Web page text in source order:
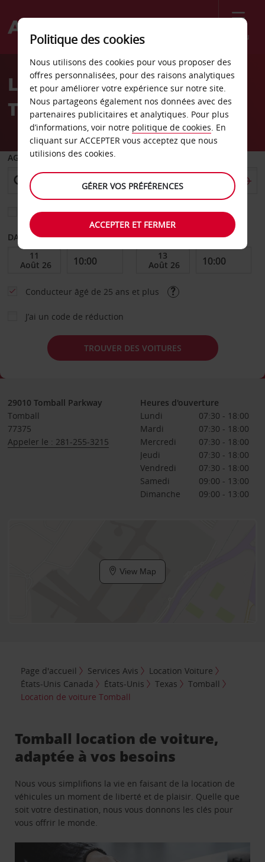
Menu
Welcome
AvisLocation de voiture
Tomball
AGENCE DE DÉPART
Sélectionnez une autre agence de retour
DATE DE DÉBUT DATE DE FIN
Conducteur âgé de 25 ans et plus
J’ai un code de réduction
TROUVER DES VOITURES
29010 Tomball Parkway
Tomball
77375
Appeler le : 281-255-3215
Heures d'ouverture
Lundi
07:30 - 18:00
Mardi
07:30 - 18:00
Mercredi
07:30 - 18:00
Jeudi
07:30 - 18:00
Vendredi
07:30 - 18:00
Samedi
09:00 - 13:00
Dimanche
09:00 - 13:00
View Map
Page d'accueil Services Avis
Location Voiture
États-Unis Canada
États-Unis Texas
Tomball
Location de voiture Tomball
Tomball location de voiture,
adaptée à vos besoins
Nous vous simplifions la vie en faisant de la location de
véhicules un moment de liberté et de plaisir. Quelle que
soit votre destination, nous vous donnons les clés pour
vous offrir le monde.
Politique des cookies
Nous utilisons des cookies pour vous proposer des
offres personnalisées, pour des raisons analytiques
et pour améliorer votre expérience sur notre site.
Nous partageons également nos données avec des
partenaires publicitaires et analytiques. Pour plus
d’informations, voir notre politique de cookies. En
cliquant sur ACCEPTER vous acceptez que nous
utilisions des cookies.
GÉRER VOS PRÉFÉRENCES
ACCEPTER ET FERMER